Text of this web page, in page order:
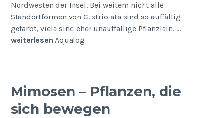
Nordwesten der Insel. Bei weitem nicht alle
Standortformen von C. striolata sind so auffällig
gefärbt, viele sind eher unauffällige Pflänzlein. …
weiterlesen Aqualog
Mimosen – Pflanzen, die
sich bewegen